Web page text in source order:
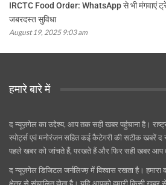
IRCTC Food Order: WhatsApp से भी मंगवाएं
जबरदस्त सुविधा
August 19, 2025 9:03 am
हमारे बारे में
द न्यूज़गेल का उद्देश्य, आप तक सही खबर पहुंचाना है।
स्पोर्ट्स एवं मनोरंजन सहित कई कैटेगरी की सटीक खबरें
पहले खबर को जांचते हैं, परखते हैं और फिर सही खबर आप
द न्यूज़गेल डिजिटल जर्नलिज्म़ में विश्वास रखता है। हमारा